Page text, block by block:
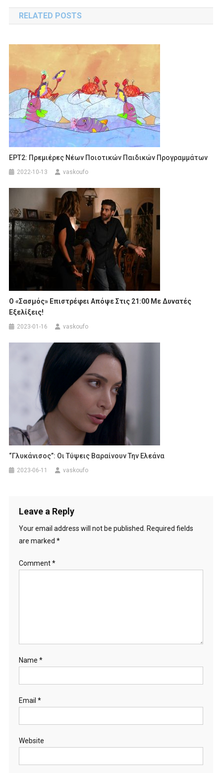
navigation
RELATED POSTS
ΕΡΤ2: Πρεμιέρες Νέων Ποιοτικών Παιδικών Προγραμμάτων
2022-10-13 vaskoufo
Ο «Σασμός» Επιστρέφει Απόψε Στις 21:00 Με Δυνατές
Εξελίξεις!
2023-01-16 vaskoufo
“Γλυκάνισος”: Οι Τύψεις Βαραίνουν Την Ελεάνα
2023-06-11 vaskoufo
Leave a Reply
Your email address will not be published.
Required fields
are marked *
Comment*
Name *
Email *
Website